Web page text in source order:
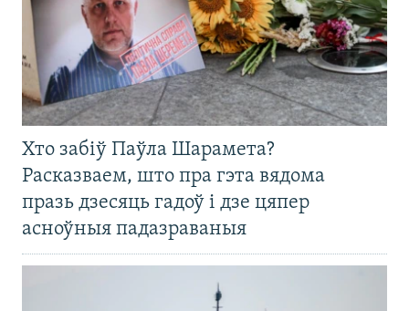
Хто забіў Паўла Шарамета?
Расказваем, што пра гэта вядома
празь дзесяць гадоў і дзе цяпер
асноўныя падазраваныя